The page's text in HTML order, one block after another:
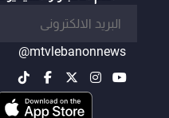
@mtvlebanonnews